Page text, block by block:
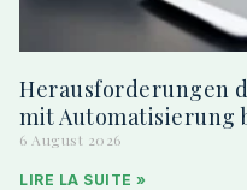
Herausforderungen
mit Automatisierung
6 August 2026
LIRE LA SUITE »